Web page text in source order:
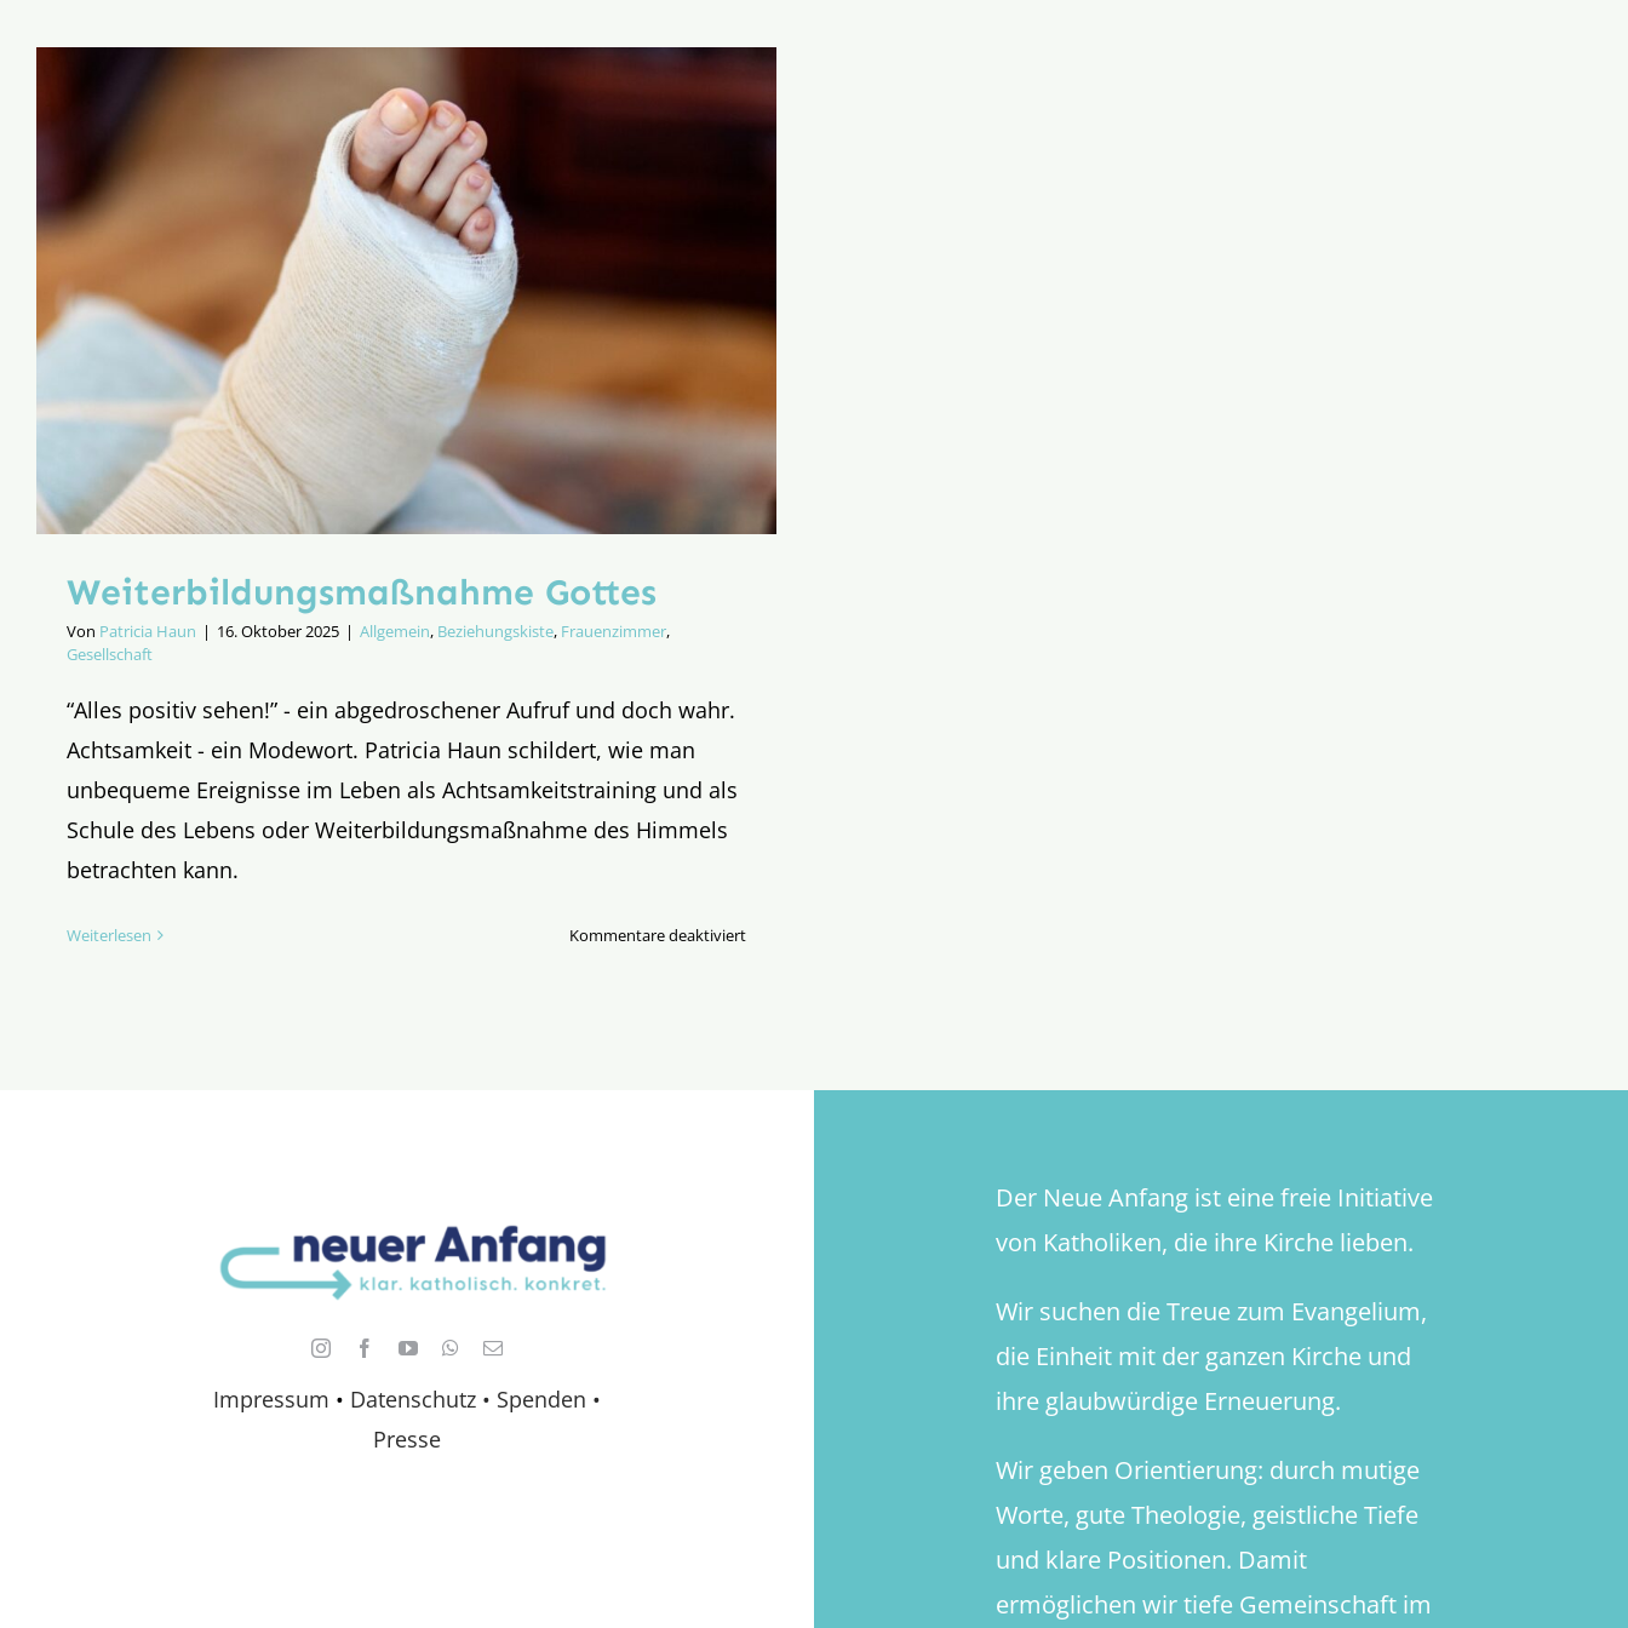
Weiterbildungs­maß­nahme Gottes
Von Patricia Haun | 16. Oktober 2025 | Allgemein, Beziehungskiste, Frauenzimmer,
Gesellschaft
“Alles positiv sehen!” - ein abgedroschener Aufruf und doch wahr.
Achtsamkeit - ein Modewort. Patricia Haun schildert, wie man
unbequeme Ereignisse im Leben als Achtsamkeitstraining und als
Schule des Lebens oder Weiterbildungsmaßnahme des Himmels
betrachten kann.
Weiterlesen Kommentare deaktiviertfür
Impressum • Datenschutz • Spenden •
Presse
Der Neue Anfang ist eine freie Initiative
von Katholiken, die ihre Kirche lieben.
Wir suchen die Treue zum Evangelium,
die Einheit mit der ganzen Kirche und
ihre glaubwürdige Erneuerung.
Wir geben Orientierung: durch mutige
Worte, gute Theologie, geistliche Tiefe
und klare Positionen. Damit
ermöglichen wir tiefe Gemeinschaft im